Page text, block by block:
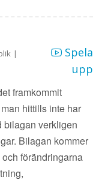
|
Spela
upp
framkommit
hittills inte har
bilagan verkligen
Bilagan kommer
förändringarna